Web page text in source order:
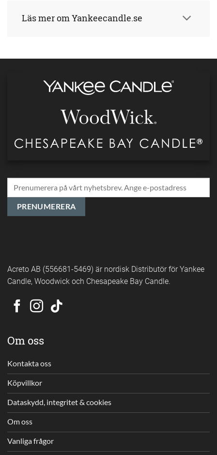
Läs mer om Yankeecandle.se
Acreto AB (556681-5469) är nordisk Distributör för Yankee
Candle, Woodwick och Chesapeake Bay Candle.
Om oss
Kontakta oss
Köpvillkor
Dataskydd, integritet & cookies
Om oss
Vanliga frågor